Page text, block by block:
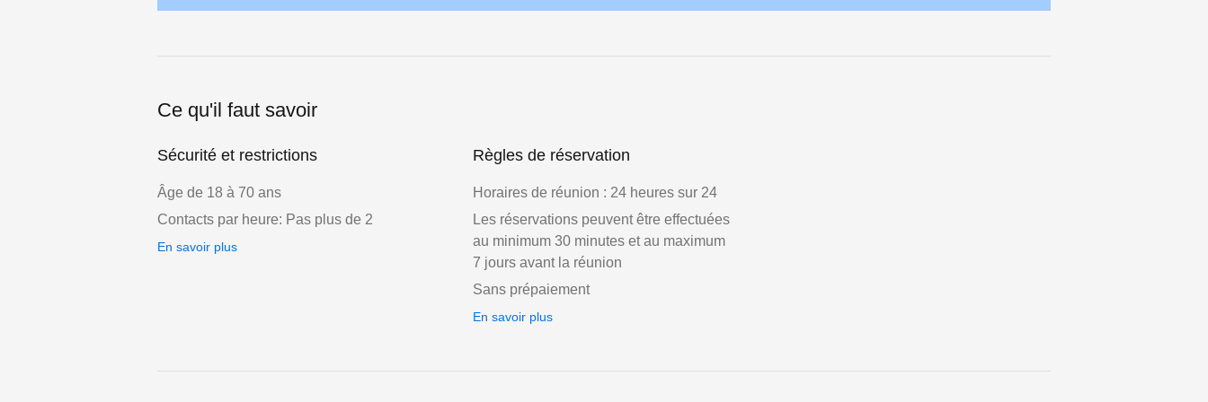
Ce qu'il faut savoir
Sécurité et restrictions
Âge de 18 à 70 ans
Contacts par heure: Pas plus de 2
En savoir plus
Règles de réservation
Horaires de réunion : 24 heures sur 24
Les réservations peuvent être effectuées
au minimum 30 minutes et au maximum
7 jours avant la réunion
Sans prépaiement
En savoir plus